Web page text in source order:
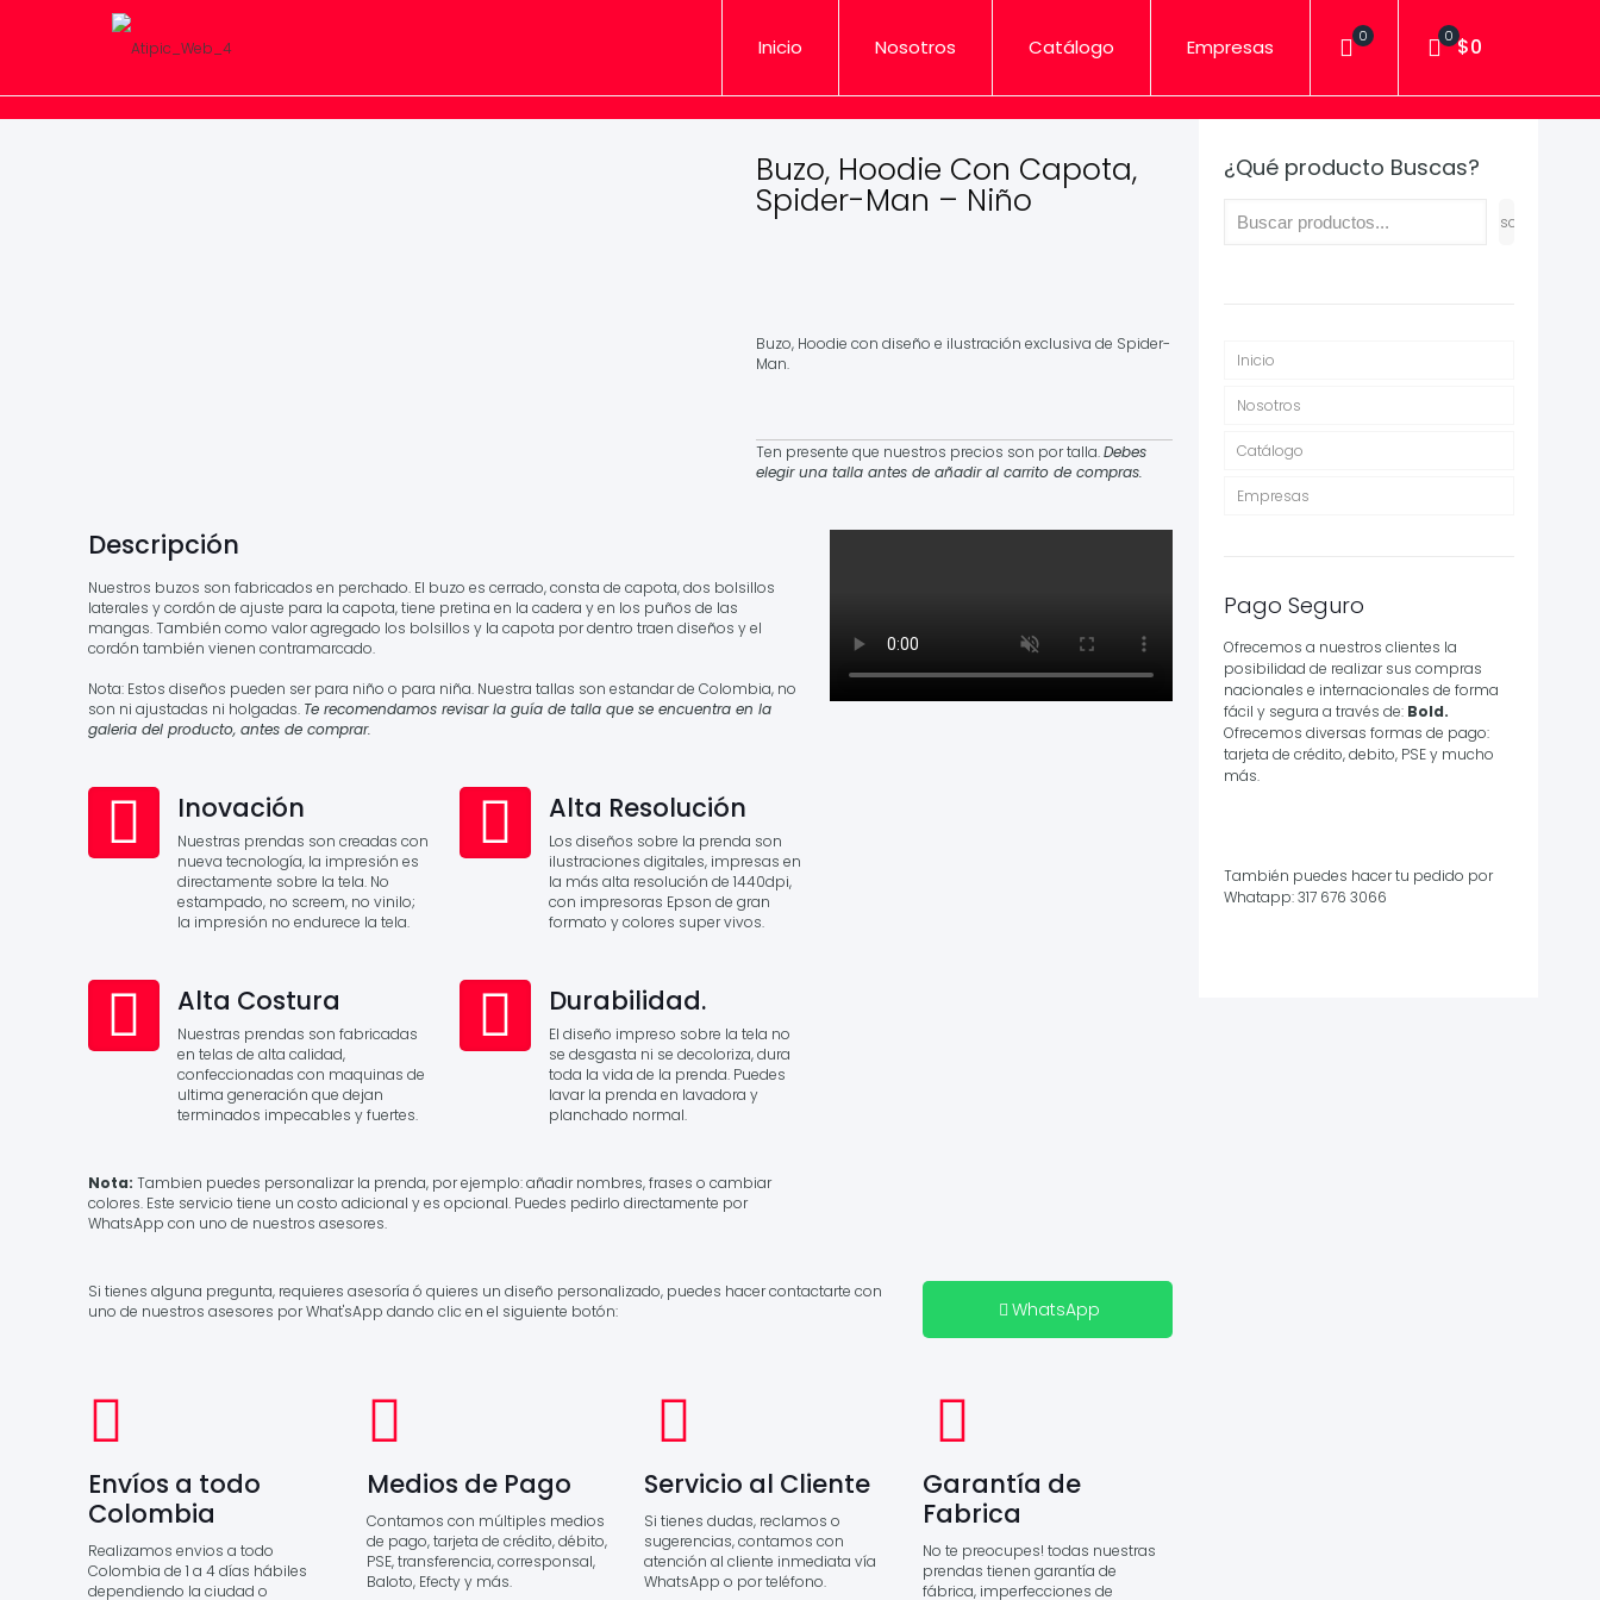
Inicio Nosotros Catálogo Empresas 0 0 $0
Buzo, Hoodie Con Capota,
Spider-Man – Niño
desde
$84,900
Buzo, Hoodie con diseño e ilustración exclusiva de Spider-
Man.
Ten presente que nuestros precios son por talla.Debes
elegir una talla antes de añadir al carrito de compras.
Descripción
Nuestros buzos son fabricados en perchado. El buzo es cerrado, consta de capota, dos bolsillos
laterales y cordón de ajuste para la capota, tiene pretina en la cadera y en los puños de las
mangas. También como valor agregado los bolsillos y la capota por dentro traen diseños y el
cordón también vienen contramarcado.
Nota: Estos diseños pueden ser para niño o para niña. Nuestra tallas son estandar de Colombia, no
son ni ajustadas ni holgadas. Te recomendamos revisar la guía de talla que se encuentra en la
galeria del producto, antes de comprar.
Inovación
Nuestras prendas son creadas con
nueva tecnología, la impresión es
directamente sobre la tela. No
estampado, no screem, no vinilo;
la impresión no endurece la tela.
Alta Resolución
Los diseños sobre la prenda son
ilustraciones digitales, impresas en
la más alta resolución de 1440dpi,
con impresoras Epson de gran
formato y colores super vivos.
Alta Costura
Nuestras prendas son fabricadas
en telas de alta calidad,
confeccionadas con maquinas de
ultima generación que dejan
terminados impecables y fuertes.
Durabilidad.
El diseño impreso sobre la tela no
se desgasta ni se decoloriza, dura
toda la vida de la prenda. Puedes
lavar la prenda en lavadora y
planchado normal.
Nota: Tambien puedes personalizar la prenda, por ejemplo: añadir nombres, frases o cambiar
colores. Este servicio tiene un costo adicional y es opcional. Puedes pedirlo directamente por
WhatsApp con uno de nuestros asesores.
Si tienes alguna pregunta, requieres asesoría ó quieres un diseño personalizado, puedes hacer contactarte con
uno de nuestros asesores por What'sApp dando clic en el siguiente botón:
WhatsApp
Envíos a todo
Colombia
Realizamos envios a todo
Colombia de 1 a 4 días hábiles
dependiendo la ciudad o
Medios de Pago
Contamos con múltiples medios
de pago, tarjeta de crédito, débito,
PSE, transferencia, corresponsal,
Baloto, Efecty y más.
Servicio al Cliente
Si tienes dudas, reclamos o
sugerencias, contamos con
atención al cliente inmediata vía
WhatsApp o por teléfono.
Garantía de
Fabrica
No te preocupes! todas nuestras
prendas tienen garantía de
fábrica, imperfecciones de
¿Qué producto Buscas?
Buscar
Inicio
Nosotros
Catálogo
Empresas
Pago Seguro
Ofrecemos a nuestros clientes la
posibilidad de realizar sus compras
nacionales e internacionales de forma
fácil y segura a través de: Bold.
Ofrecemos diversas formas de pago:
tarjeta de crédito, debito, PSE y mucho
más.
También puedes hacer tu pedido por
Whatapp: 317 676 3066